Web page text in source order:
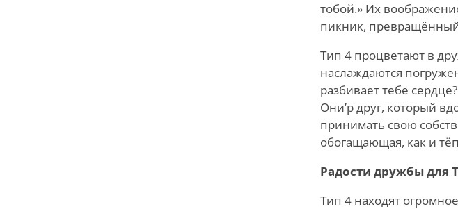
тобой.» Их
пикник, превращённый
Тип 4 процветают в
наслаждаются
разбивает тебе
Они’р друг, который
принимать свою
обогащающая, как и
Радости дружбы для
Тип 4 находят